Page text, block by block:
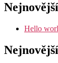
Hello